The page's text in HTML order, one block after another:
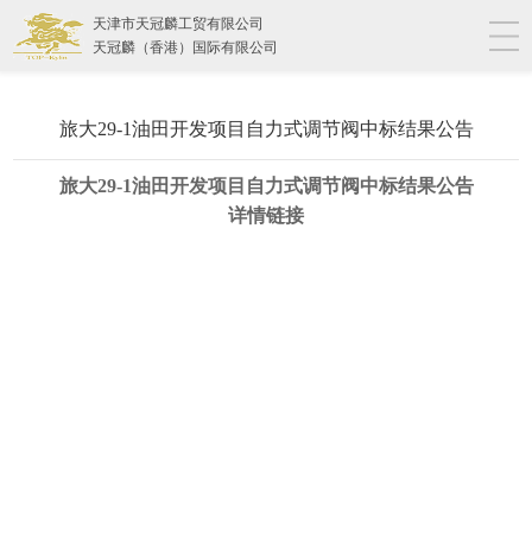
天津市天冠麟工贸有限公司
天冠麟（香港）国际有限公司
旅大29-1油田开发项目自力式调节阀中标结果公告
旅大29-1油田开发项目自力式调节阀中标结果公告
详情链接